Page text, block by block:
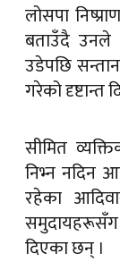
लोसपा
बताउँदै उनले
उडेपछि
गरेको दृष्टान्त
सीमित
निभ्न नदिन
रहेका
दिएका छन् ।